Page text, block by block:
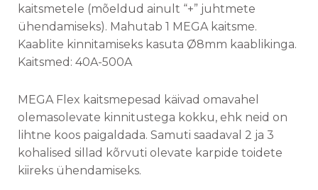
kaitsmetele (mõeldud ainult “+” juhtmete
ühendamiseks). Mahutab 1 MEGA kaitsme.
Kaablite kinnitamiseks kasuta Ø8mm kaablikinga.
Kaitsmed: 40A-500A
MEGA Flex kaitsmepesad käivad omavahel
olemasolevate kinnitustega kokku, ehk neid on
lihtne koos paigaldada. Samuti saadaval 2 ja 3
kohalised sillad kõrvuti olevate karpide toidete
kiireks ühendamiseks.